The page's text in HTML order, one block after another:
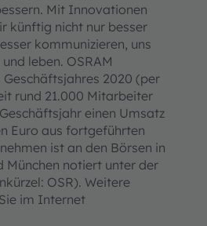
Mit Innovationen
künftig nicht nur besser
kommunizieren, uns
leben. OSRAM
2020 (per
rund 21.000 Mitarbeiter
einen Umsatz
Euro aus fortgeführten
ist an den Börsen in
München notiert unter der
OSR). Weitere
im Internet